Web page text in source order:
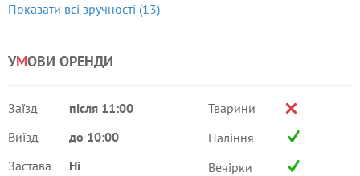
Показати всі зручності (13)
УМОВИ ОРЕНДИ
Заїзд
після 11:00
Виїзд
до 10:00
Застава
Ні
Тварини
Паління
Вечірки